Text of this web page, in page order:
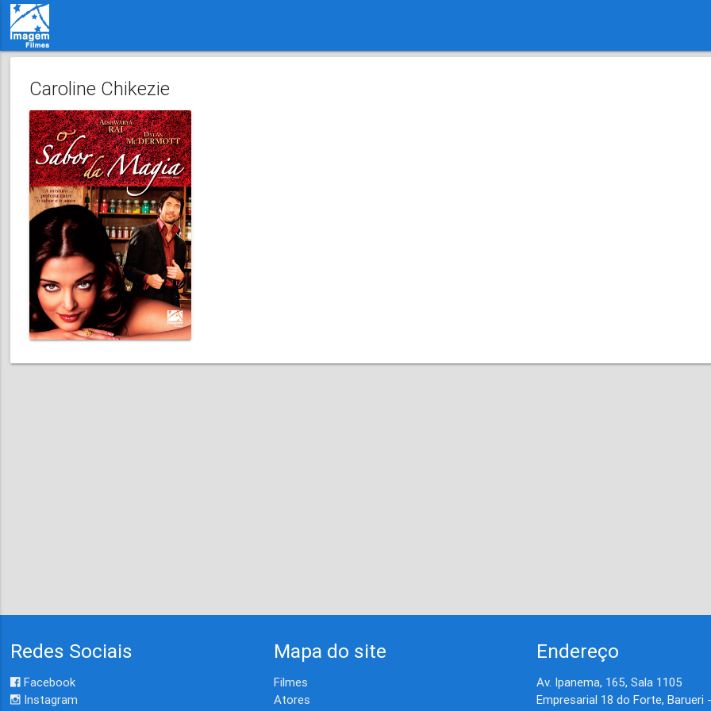
Caroline Chikezie
Redes Sociais
Facebook
Instagram
Mapa do site
Filmes
Atores
Endereço
Av. Ipanema, 165, Sala 1105
Empresarial 18 do Forte, Barueri